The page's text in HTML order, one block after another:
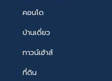
คอนโด
บ้านเดี่ยว
ทาวน์เฮ้าส์
ที่ดิน